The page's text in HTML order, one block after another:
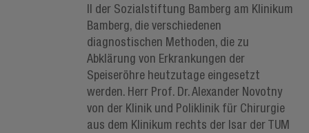
II der Sozialstiftung Bamberg am Klinikum
Bamberg, die verschiedenen
diagnostischen Methoden, die zu
Abklärung von Erkrankungen der
Speiseröhre heutzutage eingesetzt
werden. Herr Prof. Dr. Alexander Novotny
von der Klinik und Poliklinik für Chirurgie
aus dem Klinikum rechts der Isar der TUM